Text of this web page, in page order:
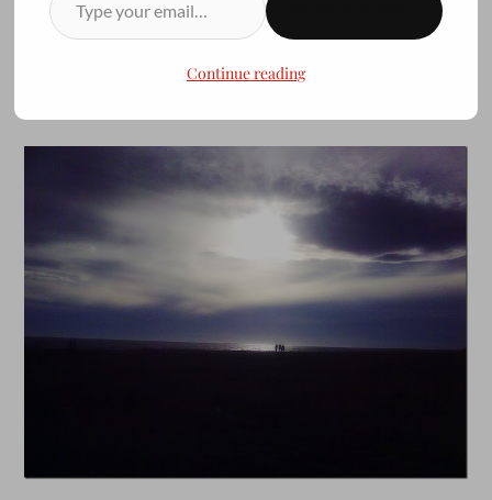
Maviri beach
Continue reading